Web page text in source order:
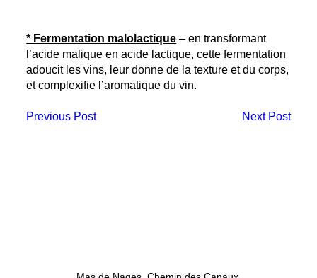
* Fermentation malolactique – en transformant
l’acide malique en acide lactique, cette fermentation
adoucit les vins, leur donne de la texture et du corps,
et complexifie l’aromatique du vin.
Previous Post Next Post